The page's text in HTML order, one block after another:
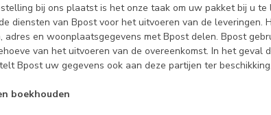
bij ons plaatst is het onze taak om uw pakket bij u te
diensten van Bpost voor het uitvoeren van de leveringen.
adres en woonplaatsgegevens met Bpost delen. Bpost
van het uitvoeren van de overeenkomst. In het geval
Bpost uw gegevens ook aan deze partijen ter beschikking.
boekhouden